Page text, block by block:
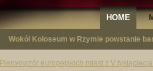
HOME
Wokół Koloseum w Rzymie powstanie
"Niepodległy - opowieść o Januszu
Pierwowzór europejskich miast z V